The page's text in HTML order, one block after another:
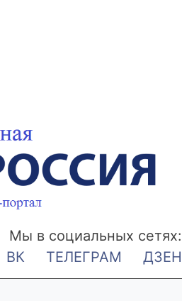
Мы в социальных сетях:
ВК
ТЕЛЕГРАМ ДЗЕН